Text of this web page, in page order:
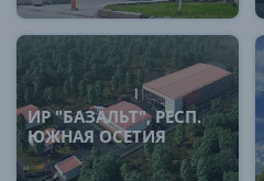
ИР "БАЗАЛЬТ", РЕСП.
ЮЖНАЯ ОСЕТИЯ